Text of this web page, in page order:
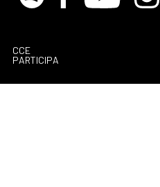
CCE
PARTICIPA